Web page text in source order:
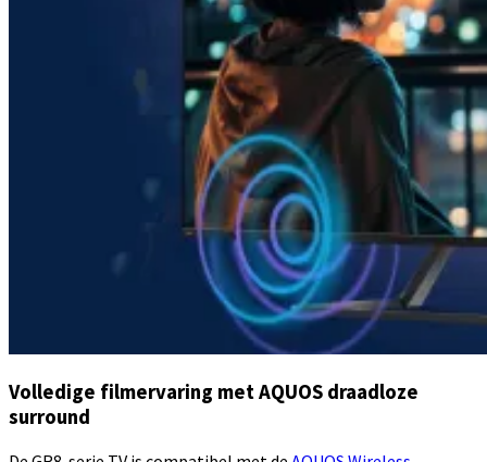
Volledige filmervaring met AQUOS draadloze
surround